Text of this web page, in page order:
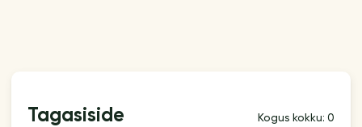
Tagasiside Kogus kokku: 0